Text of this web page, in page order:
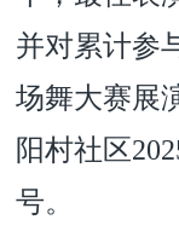
并对累计参
场舞大赛展
阳村社区
号。